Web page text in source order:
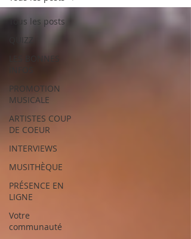
Tous les posts
QUIZZ
LES BONNES
PROMOTION
MUSICALE
ARTISTES COUP
DE COEUR
INTERVIEWS
MUSITHÈQUE
PRÉSENCE EN
LIGNE
Votre
communauté